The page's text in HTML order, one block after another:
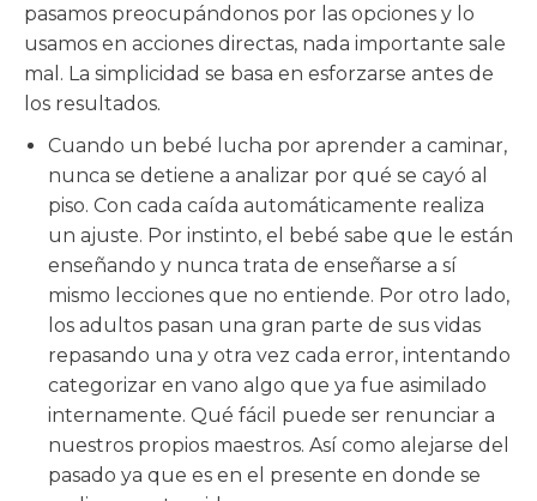
pasamos preocupándonos por las opciones y lo
usamos en acciones directas, nada importante sale
mal. La simplicidad se basa en esforzarse antes de
los resultados.
Cuando un bebé lucha por aprender a caminar,
nunca se detiene a analizar por qué se cayó al
piso. Con cada caída automáticamente realiza
un ajuste. Por instinto, el bebé sabe que le están
enseñando y nunca trata de enseñarse a sí
mismo lecciones que no entiende. Por otro lado,
los adultos pasan una gran parte de sus vidas
repasando una y otra vez cada error, intentando
categorizar en vano algo que ya fue asimilado
internamente. Qué fácil puede ser renunciar a
nuestros propios maestros. Así como alejarse del
pasado ya que es en el presente en donde se